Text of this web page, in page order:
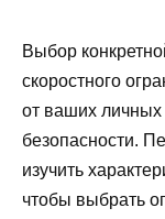
Выбор
скоростного
от ваших личных
безопасности.
изучить
чтобы выбрать